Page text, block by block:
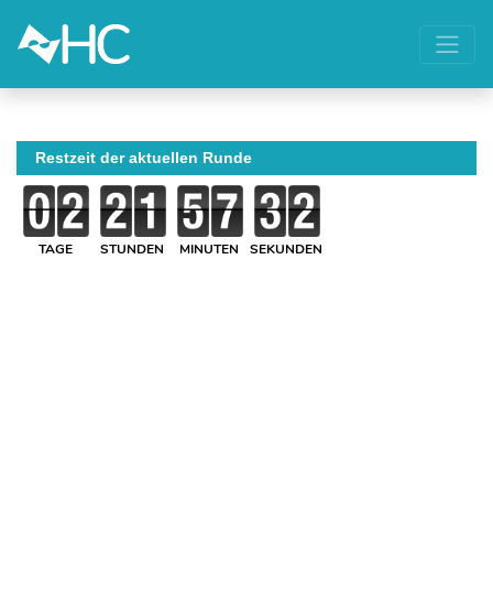
Restzeit der aktuellen Runde
TAGE STUNDEN MINUTEN SEKUNDEN